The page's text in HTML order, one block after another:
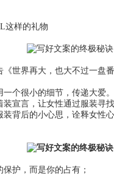
这样的礼物
《世界再大，也大不过一盘
个很小的细节，传递大爱。
宣言，让女性通过服装寻找
背后的小心思，诠释女性心
护，而是你的占有；